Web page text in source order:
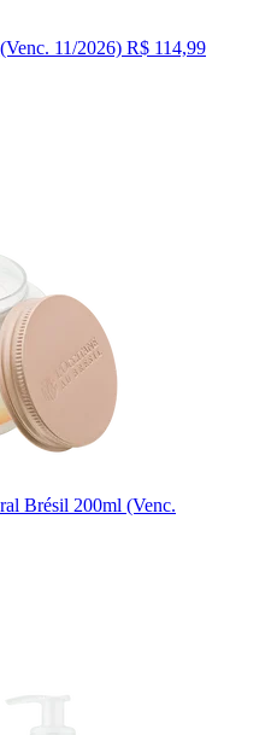
11/2026) R$ 114,99
Brésil 200ml (Venc.